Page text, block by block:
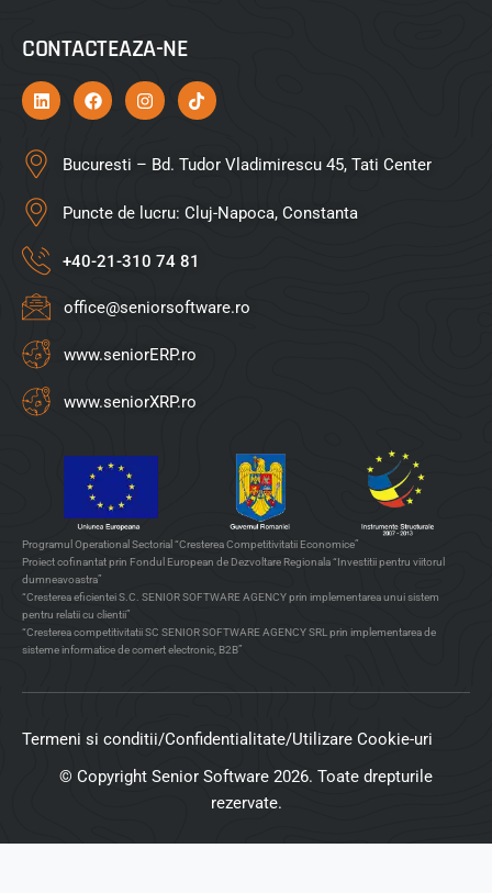
Programul Operational Sectorial “Cresterea Competitivitatii Economice”
Proiect cofinantat prin Fondul European de Dezvoltare Regionala “Investitii pentru viitorul
dumneavoastra”
“Cresterea eficientei S.C. SENIOR SOFTWARE AGENCY prin implementarea unui sistem
pentru relatii cu clientii”
“Cresterea competitivitatii SC SENIOR SOFTWARE AGENCY SRL prin implementarea de
sisteme informatice de comert electronic, B2B”
CONTACTEAZA-NE
Bucuresti – Bd. Tudor Vladimirescu 45, Tati Center
Puncte de lucru: Cluj-Napoca, Constanta
+40-21-310 74 81
office@seniorsoftware.ro
www.seniorERP.ro
www.seniorXRP.ro
© Copyright Senior Software 2026. Toate drepturile
rezervate.
Termeni si conditii/Confidentialitate/Utilizare Cookie-uri